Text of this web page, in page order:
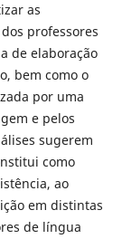
as
professores
de elaboração
bem como o
por uma
e pelos
sugerem
como
ao
em distintas
de língua